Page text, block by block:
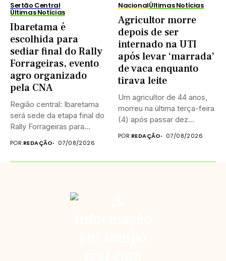
Sertão Central
Últimas Notícias
Ibaretama é
escolhida para
sediar final do Rally
Forrageiras, evento
agro organizado
pela CNA
Região central: Ibaretama
será sede da etapa final do
Rally Forrageiras para...
POR:REDAÇÃO 07/08/2026
NacionalÚltimas Notícias
Agricultor morre
depois de ser
internado na UTI
após levar ‘marrada’
de vaca enquanto
tirava leite
Um agricultor de 44 anos,
morreu na última terça-feira
(4) após passar dez...
POR:REDAÇÃO 07/08/2026